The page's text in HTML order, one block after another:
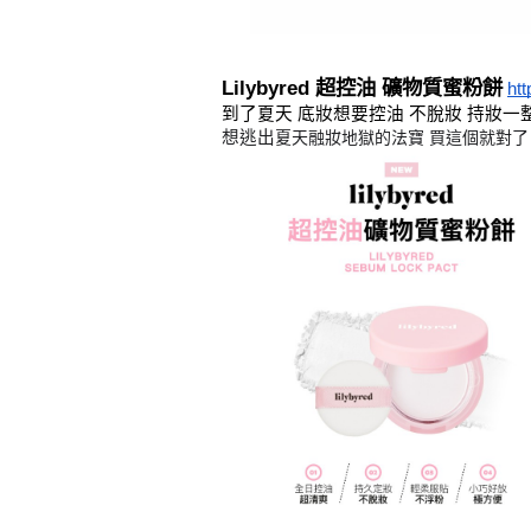
Lilybyred 超控油 礦物質蜜粉餅
到了夏天 底妝想要控油 不脫妝 持妝一
想逃出夏天融妝地獄的法寶 買這個就對了